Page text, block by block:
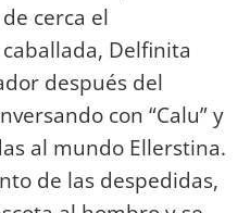
cerca el
Delfinita
después del
con “Calu” y
al mundo Ellerstina.
de las despedidas,